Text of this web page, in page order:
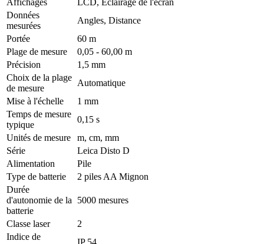
Données
mesurées
Angles, Distance
Portée
60 m
Plage de mesure
0,05 - 60,00 m
Précision
1,5 mm
Choix de la plage
de mesure
Automatique
Mise à l'échelle
1 mm
Temps de mesure
typique
0,15 s
Unités de mesure
m, cm, mm
Série
Leica Disto D
Alimentation
Pile
Type de batterie
2 piles AA Mignon
Durée
d'autonomie de la
batterie
5000 mesures
Classe laser
2
Indice de
IP 54